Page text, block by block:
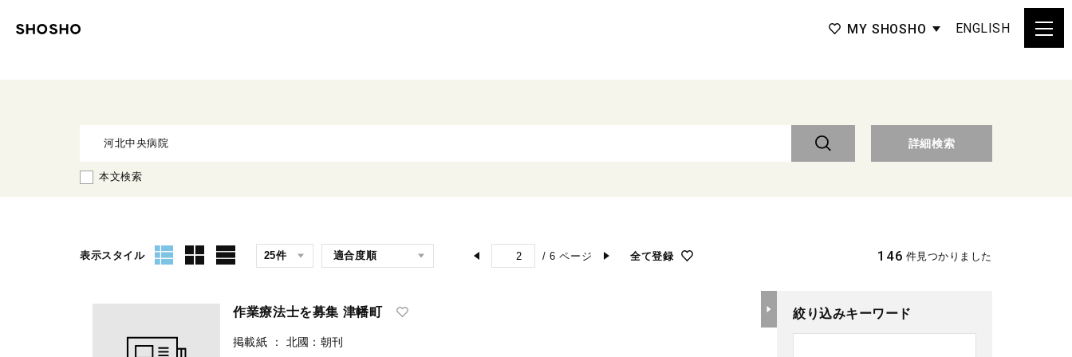
MY SHOSHO ENGLISH
詳細検索
本文検索
表示スタイル / 6 ページ 全て登録 146 件見つかりました
作業療法士を募集 津幡町
掲載紙 ：
北國：朝刊
絞り込みキーワード